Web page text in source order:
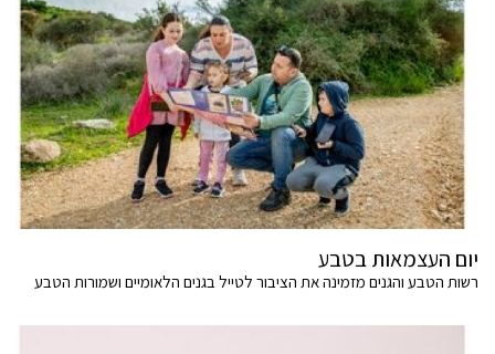
יום העצמאות בטבע
רשות הטבע והגנים מזמינה את הציבור לטייל בגנים הלאומיים ושמורות הטבע